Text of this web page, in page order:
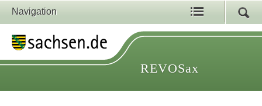
Navigation
REVOSax